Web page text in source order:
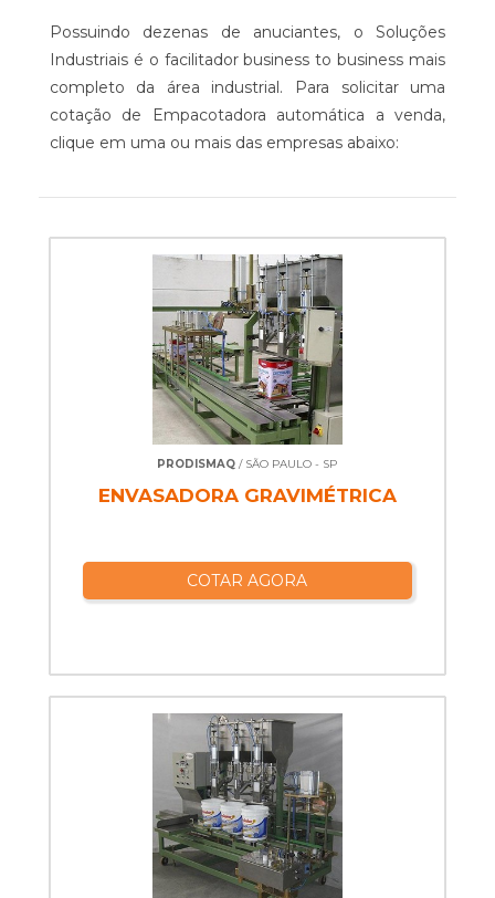
Possuindo dezenas de anuciantes, o Soluções
Industriais é o facilitador business to business mais
completo da área industrial. Para solicitar uma
cotação de Empacotadora automática a venda,
clique em uma ou mais das empresas abaixo:
PRODISMAQ / SÃO PAULO - SP
ENVASADORA GRAVIMÉTRICA
COTAR AGORA